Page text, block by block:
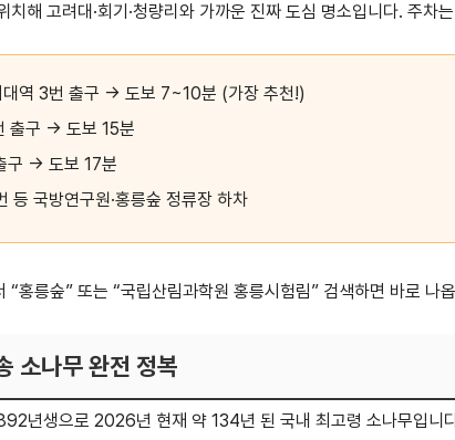
치해 고려대·회기·청량리와 가까운 진짜 도심 명소입니다. 주차
대역 3번 출구 → 도보 7~10분 (가장 추천!)
출구 → 도보 15분
구 → 도보 17분
등 국방연구원·홍릉숲 정류장 하차
“홍릉숲” 또는 “국립산림과학원 홍릉시험림” 검색하면 바로 나
소나무 완전 정복
년생으로 2026년 현재 약 134년 된 국내 최고령 소나무입니